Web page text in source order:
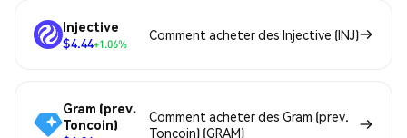
Injective
$4.44+1.06%
Comment acheter des Injective (INJ)
Gram (prev.
Toncoin)
Comment acheter des Gram (prev.
Toncoin) (GRAM)